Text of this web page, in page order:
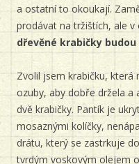
a ostatní to okoukají.
prodávat na tržištích, ale v
dřevěné krabičky
Zvolil jsem krabičku,
ozuby, aby dobře držela a
dvě krabičky. Pantík je
mosaznými kolíčky,
drátu, který se zastrkuje
tvrdým voskovým olejem